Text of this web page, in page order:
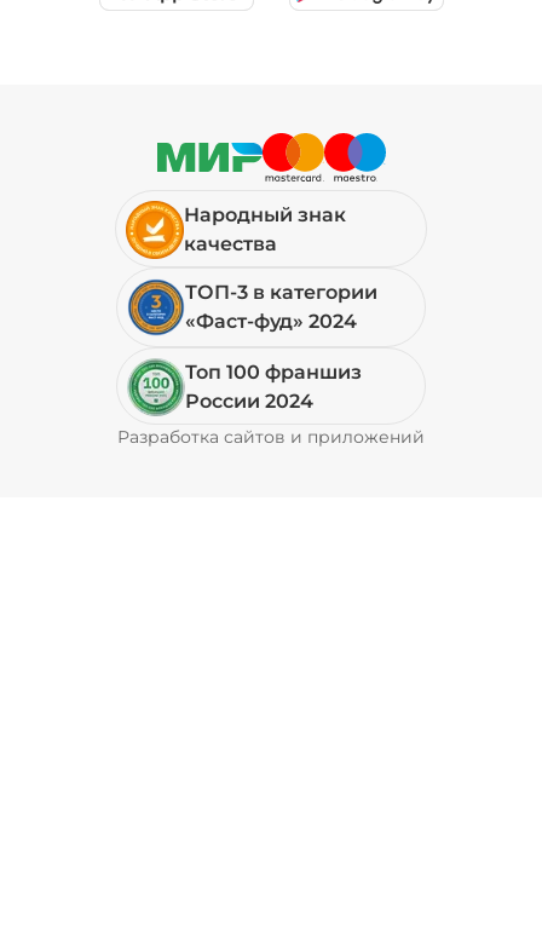
Народный знак
качества
ТОП-3 в категории
«Фаст-фуд» 2024
Топ 100 франшиз
России 2024
Разработка сайтов и приложений
Pyrobyte